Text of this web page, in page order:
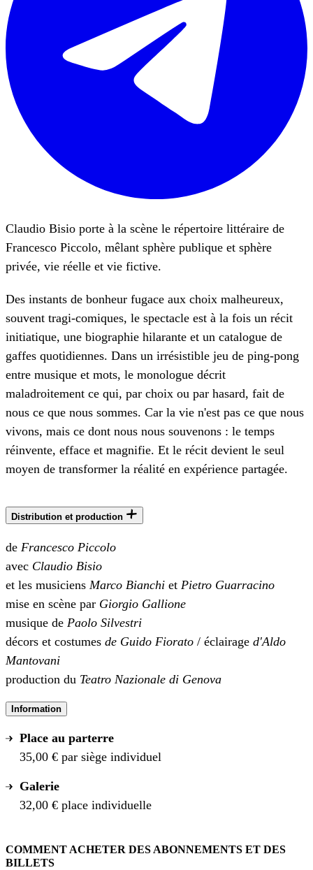
Claudio Bisio porte à la scène le répertoire littéraire de
Francesco Piccolo, mêlant sphère publique et sphère
privée, vie réelle et vie fictive.
Des instants de bonheur fugace aux choix malheureux,
souvent tragi-comiques, le spectacle est à la fois un récit
initiatique, une biographie hilarante et un catalogue de
gaffes quotidiennes. Dans un irrésistible jeu de ping-pong
entre musique et mots, le monologue décrit
maladroitement ce qui, par choix ou par hasard, fait de
nous ce que nous sommes. Car la vie n'est pas ce que nous
vivons, mais ce dont nous nous souvenons : le temps
réinvente, efface et magnifie. Et le récit devient le seul
moyen de transformer la réalité en expérience partagée.
Distribution et production
de Francesco Piccolo
avec Claudio Bisio
et les musiciens Marco Bianchi et Pietro Guarracino
mise en scène par Giorgio Gallione
musique de Paolo Silvestri
décors et costumes de Guido Fiorato / éclairage d'Aldo
Mantovani
production du Teatro Nazionale di Genova
Information
Place au parterre
35,00 € par siège individuel
Galerie
32,00 € place individuelle
COMMENT ACHETER DES ABONNEMENTS ET DES
BILLETS